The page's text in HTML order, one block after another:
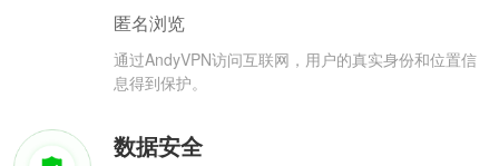
匿名浏览
通过AndyVPN访问互联网，用户的真实身份和位置信
息得到保护。
数据安全